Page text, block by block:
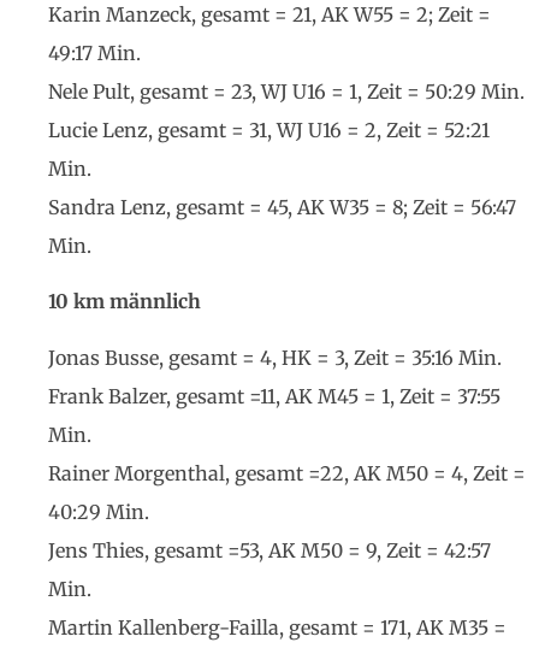
Karin Manzeck, gesamt = 21, AK W55 = 2; Zeit =
49:17 Min.
Nele Pult, gesamt = 23, WJ U16 = 1, Zeit = 50:29 Min.
Lucie Lenz, gesamt = 31, WJ U16 = 2, Zeit = 52:21
Min.
Sandra Lenz, gesamt = 45, AK W35 = 8; Zeit = 56:47
Min.
10 km männlich
Jonas Busse, gesamt = 4, HK = 3, Zeit = 35:16 Min.
Frank Balzer, gesamt =11, AK M45 = 1, Zeit = 37:55
Min.
Rainer Morgenthal, gesamt =22, AK M50 = 4, Zeit =
40:29 Min.
Jens Thies, gesamt =53, AK M50 = 9, Zeit = 42:57
Min.
Martin Kallenberg-Failla, gesamt = 171, AK M35 =